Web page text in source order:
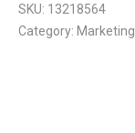
SKU: 13218564
Category: Marketing